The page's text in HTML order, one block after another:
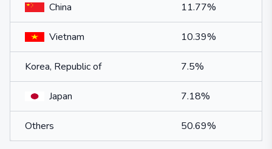
China 11.77%
Vietnam 10.39%
Korea, Republic of 7.5%
Japan 7.18%
Others 50.69%